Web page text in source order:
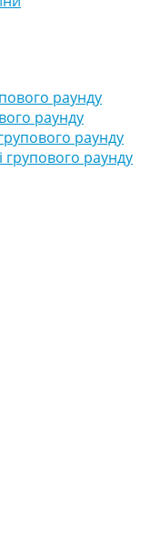
раунду
раунду
раунду
групового раунду